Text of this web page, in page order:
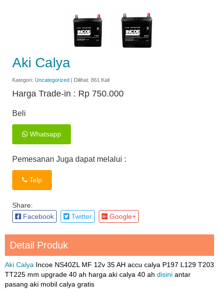
Aki Calya
Kategori: Uncategorized | Dilihat: 861 Kali
Harga Trade-in : Rp 750.000
Beli
Whatsapp
Pemesanan Juga dapat melalui :
Telp
Share:
Facebook
Twitter Google+
Detail Produk
Aki Calya Incoe NS40ZL MF 12v 35 AH accu calya P197 L129 T203
TT225 mm upgrade 40 ah harga aki calya 40 ah disini antar
pasang aki mobil calya gratis